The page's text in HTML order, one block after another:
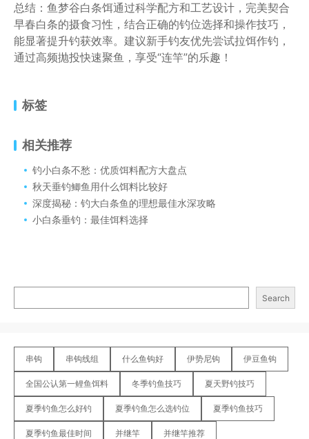
总结：鱼梦谷白条饵通过科学配方和工艺设计，完美契合
早春白条的摄食习性，结合正确的钓位选择和操作技巧，
能显著提升钓获效率。建议新手钓友优先尝试拉饵作钓，
通过高频抛投快速聚鱼，享受“连竿”的乐趣！
标签
相关推荐
钓小白条不愁：优质饵料配方大盘点
秋天垂钓鲫鱼用什么饵料比较好
深度揭秘：钓大白条鱼的理想最佳水深攻略
小白条垂钓：最佳饵料选择
Search
串钩 串钩线组 什么鱼钩好 伊势尼钩 伊豆鱼钩
全国公认第一鲤鱼饵料 冬季钓鱼技巧 夏天野钓技巧
夏季钓鱼怎么好钓 夏季钓鱼怎么选钓位 夏季钓鱼技巧
夏季钓鱼最佳时间 并继竿 并继竿推荐